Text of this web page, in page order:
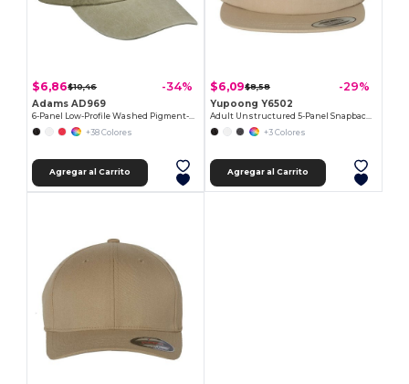
$6,86$10,46 -34%
Adams AD969
+38 Colores
Agregar al Carrito
$6,09$8,58 -29%
Yupoong Y6502
+3 Colores
Agregar al Carrito